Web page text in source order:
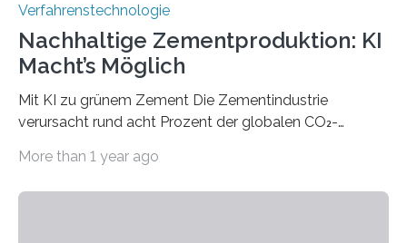
Verfahrenstechnologie
Nachhaltige Zementproduktion: KI
Macht’s Möglich
Mit KI zu grünem Zement Die Zementindustrie
verursacht rund acht Prozent der globalen CO₂-
Flugverkehr. Forschende am Paul Scherrer Institut PSI
More than 1 year ago